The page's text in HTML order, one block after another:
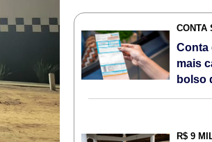
CONTA
Conta
mais
bolso
R$ 9